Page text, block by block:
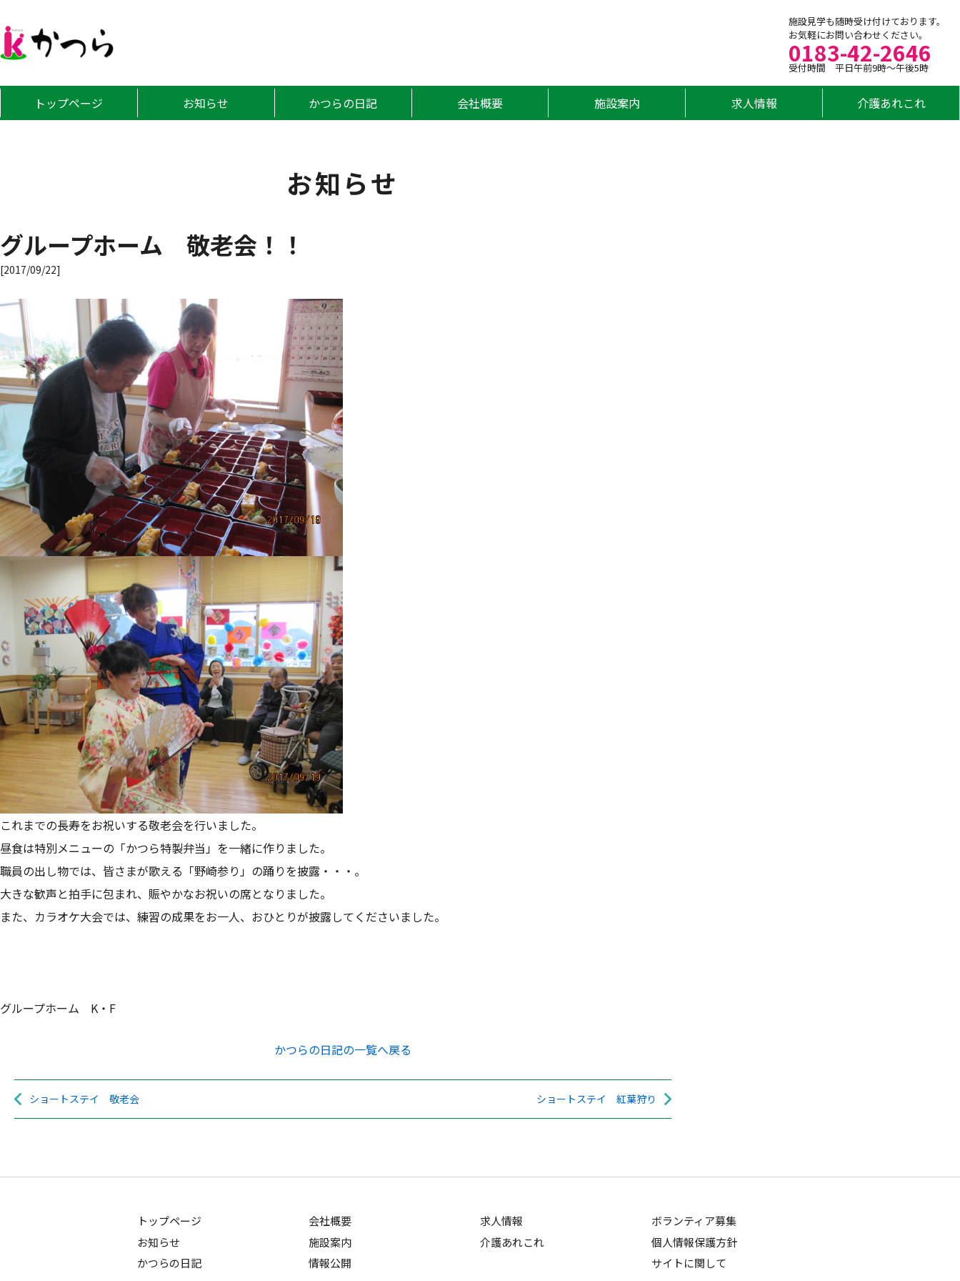
施設見学も随時受け付けております。
お気軽にお問い合わせください。
0183-42-2646
受付時間 平日午前9時～午後5時
トップページ お知らせ かつらの日記 会社概要 施設案内 求人情報 介護あれこれ
お知らせ
グループホーム 敬老会！！
[2017/09/22]
これまでの長寿をお祝いする敬老会を行いました。
昼食は特別メニューの「かつら特製弁当」を一緒に作りました。
職員の出し物では、皆さまが歌える「野崎参り」の踊りを披露・・・。
大きな歓声と拍手に包まれ、賑やかなお祝いの席となりました。
また、カラオケ大会では、練習の成果をお一人、おひとりが披露してくださいました。
グループホーム K・F
かつらの日記の一覧へ戻る
ショートステイ 敬老会 ショートステイ 紅葉狩り
トップページ
お知らせ
かつらの日記
会社概要
施設案内
情報公開
求人情報
介護あれこれ
ボランティア募集
個人情報保護方針
サイトに関して